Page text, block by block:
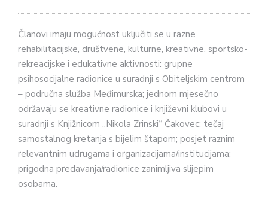
Članovi imaju mogućnost uključiti se u razne
rehabilitacijske, društvene, kulturne, kreativne, sportsko-
rekreacijske i edukativne aktivnosti: grupne
psihosocijalne radionice u suradnji s Obiteljskim centrom
– područna služba Međimurska; jednom mjesečno
održavaju se kreativne radionice i književni klubovi u
suradnji s Knjižnicom „Nikola Zrinski“ Čakovec; tečaj
samostalnog kretanja s bijelim štapom; posjet raznim
relevantnim udrugama i organizacijama/institucijama;
prigodna predavanja/radionice zanimljiva slijepim
osobama.